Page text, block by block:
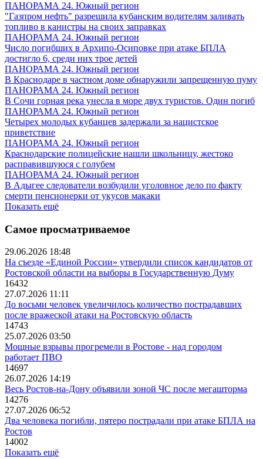
ПАНОРАМА 24. Южный регион
"Газпром нефть" разрешила кубанским водителям заливать
топливо в канистры на своих заправках
ПАНОРАМА 24. Южный регион
Число погибших в Архипо-Осиповке при атаке БПЛА
достигло 6, среди них трое детей
ПАНОРАМА 24. Южный регион
В Краснодаре в частном доме обнаружили запрещенную пуму
ПАНОРАМА 24. Южный регион
В Сочи горная река унесла в море двух туристов. Один погиб
ПАНОРАМА 24. Южный регион
Четырех молодых кубанцев задержали за нацистское
приветствие
ПАНОРАМА 24. Южный регион
Краснодарские полицейские нашли школьницу, жестоко
расправившуюся с голубем
ПАНОРАМА 24. Южный регион
В Адыгее следователи возбудили уголовное дело по факту
смерти пенсионерки от укусов макаки
Показать ещё
Самое просматриваемое
29.06.2026 18:48
На съезде «Единой России» утвердили список кандидатов от
Ростовской области на выборы в Государственную Думу
16432
27.07.2026 11:11
До восьми человек увеличилось количество пострадавших
после вражеской атаки на Ростовскую область
14743
25.07.2026 03:50
Мощные взрывы прогремели в Ростове - над городом
работает ПВО
14697
26.07.2026 14:19
Весь Ростов-на-Дону объявили зоной ЧС после мегашторма
14276
27.07.2026 06:52
Два человека погибли, пятеро пострадали при атаке БПЛА на
Ростов
14002
Показать ещё